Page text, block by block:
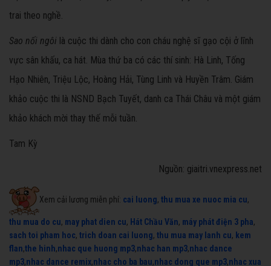
trai theo nghề.
Sao nối ngôi là cuộc thi dành cho con cháu nghệ sĩ gạo cội ở lĩnh
vực sân khấu, ca hát. Mùa thứ ba có các thí sinh: Hà Linh, Tống
Hạo Nhiên, Triệu Lộc, Hoàng Hải, Tùng Linh và Huyền Trâm. Giám
khảo cuộc thi là NSND Bạch Tuyết, danh ca Thái Châu và một giám
khảo khách mời thay thế mỗi tuần.
Tam Kỳ
Nguồn: giaitri.vnexpress.net
Xem cải lương miễn phí: cai luong, thu mua xe nuoc mia cu,
thu mua do cu, may phat dien cu, Hát Chầu Văn, máy phát điện 3 pha,
sach toi pham hoc, trich doan cai luong, thu mua may lanh cu, kem
flan,the hinh,nhac que huong mp3,nhac han mp3,nhac dance
mp3,nhac dance remix,nhac cho ba bau,nhac dong que mp3,nhac xua